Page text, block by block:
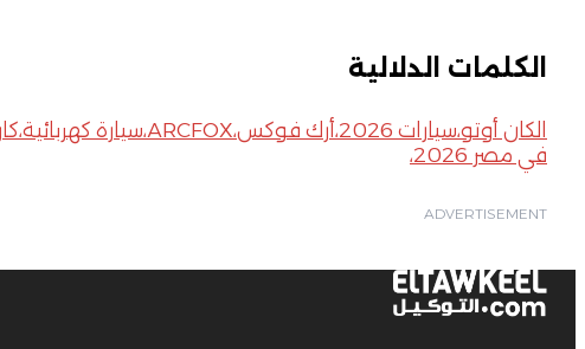
الكلمات الدلالية
في مصر 2026،
ADVERTISEMENT